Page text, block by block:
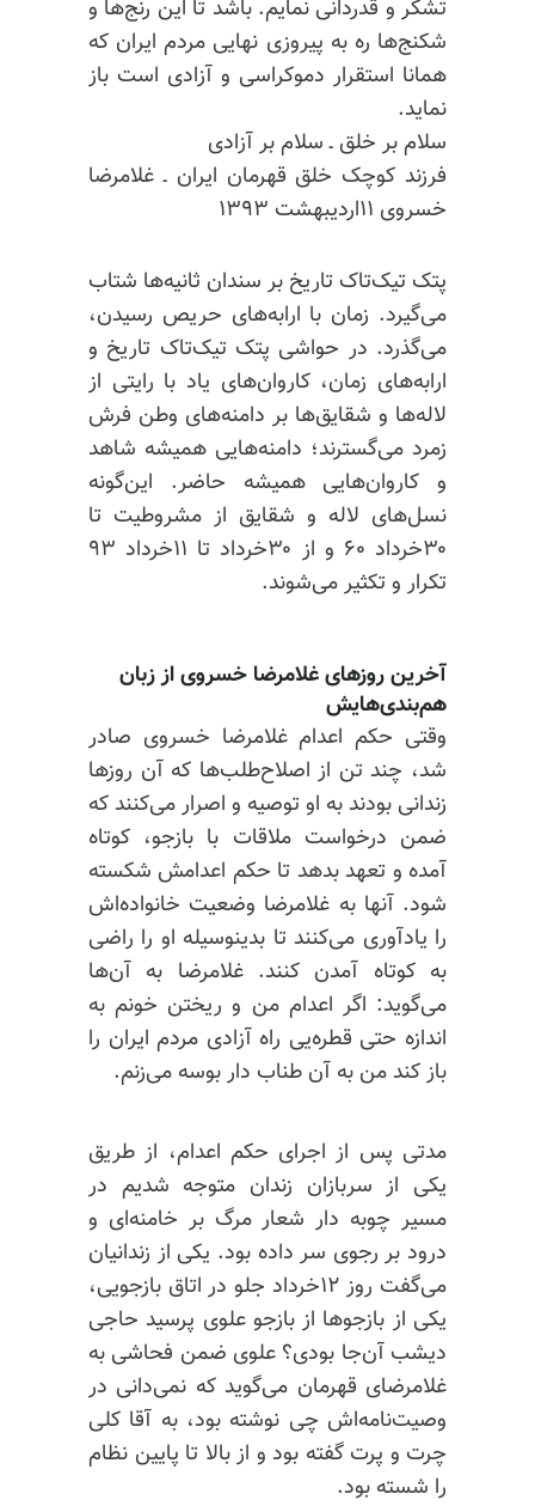
تشکر و قدردانی نمایم. باشد تا این رنج‌ها و
شکنج‌ها ره به پیروزی نهایی مردم ایران که
همانا استقرار دموکراسی و آزادی است باز
نماید.
سلام بر خلق ـ سلام بر آزادی
فرزند کوچک خلق قهرمان ایران ـ غلامرضا
خسروی ۱۱اردیبهشت ۱۳۹۳
پتک تیک‌تاک تاریخ بر سندان ثانیه‌ها شتاب
می‌گیرد. زمان با ارابه‌های حریص رسیدن،
می‌گذرد. در حواشی پتک تیک‌تاک تاریخ و
ارابه‌های زمان، کاروان‌های یاد با رایتی از
لاله‌ها و شقایق‌ها بر دامنه‌های وطن فرش
زمرد می‌گسترند؛ دامنه‌هایی همیشه شاهد
و کاروان‌هاییهمیشه حاضر. این‌گونه
نسل‌های لاله و شقایق از مشروطیت تا
۳۰خرداد ۶۰ و از ۳۰خرداد تا ۱۱خرداد ۹۳
تکرار و تکثیر می‌شوند.
آخرین روزهای غلامرضا خسروی از زبان
هم‌‌بندی‌هایش
وقتی حکم اعدام غلامرضا خسروی صادر
شد، چند تن از اصلاح‌طلب‌ها که آن روزها
زندانی بودند به‌ او توصیه و اصرار می‌کنند که
ضمن درخواست ملاقات با بازجو، کوتاه
آمده و تعهد بدهد تا حکم اعدامش شکسته
شود. آنها به غلامرضا وضعیت خانواده‌‌اش
را یادآوری می‌کنند تا بدینوسیله او را راضی
به کوتاه آمدن کنند. غلامرضا به آن‌ها
می‌گوید: اگر اعدام من و ریختن خونم به
اندازه حتی قطره‌یی راه آزادی مردم ایران را
باز کند من به آن طناب دار بوسه می‌زنم.
مدتی پس از اجرای حکم اعدام، از طریق
یکی از سربازان زندان متوجه شدیم در
مسیر چوبه دار شعار مرگ بر خامنه‌ای و
درود بر رجوی سر داده بود. یکی از زندانیان
می‌گفت روز ۱۲خرداد جلو در اتاق بازجویی،
یکی از بازجوها از بازجو علوی پرسید حاجی
دیشب آن‌جا بودی؟ علوی ضمن فحاشی به
غلامرضای قهرمان می‌گوید که نمی‌دانی در
وصیت‌نامه‌اش چی نوشته بود، به آقا کلی
چرت و پرت گفته بود و از بالا تا پایین نظام
را شسته بود.